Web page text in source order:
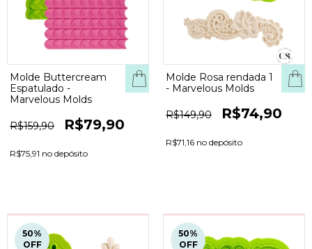
Molde Buttercream
Espatulado -
Marvelous Molds
R$159,90 R$79,90
R$75,91 no depósito
Molde Rosa rendada 1
- Marvelous Molds
R$149,90 R$74,90
R$71,16 no depósito
50%
OFF
50%
OFF